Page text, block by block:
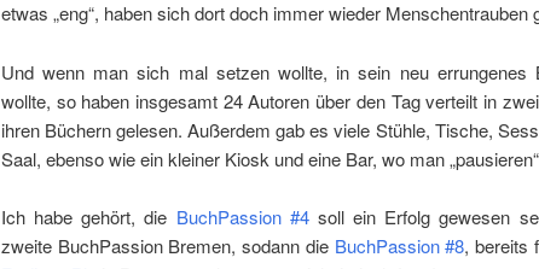
etwas „eng“, haben sich dort doch immer wieder Menschentrauben
Und wenn man sich mal setzen wollte, in sein neu errungenes
wollte, so haben insgesamt 24 Autoren über den Tag verteilt in
ihren Büchern gelesen. Außerdem gab es viele Stühle, Tische,
Saal, ebenso wie ein kleiner Kiosk und eine Bar, wo man
Ich habe gehört, die BuchPassion #4soll ein Erfolg gewesen
zweite BuchPassion Bremen, sodann die BuchPassion #8, bereits